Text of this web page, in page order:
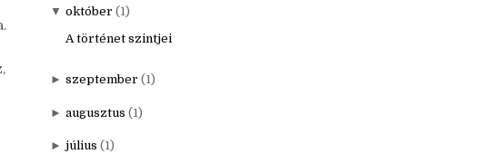
2020 (16)
december (1)
► szeptember